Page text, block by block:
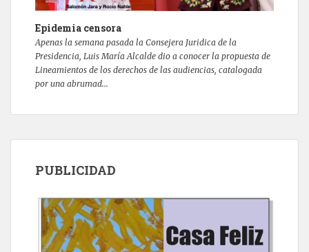
Epidemia censora
Apenas la semana pasada la Consejera Juridica de la
Presidencia, Luis María Alcalde dio a conocer la propuesta de
Lineamientos de los derechos de las audiencias, catalogada
por una abrumad...
PUBLICIDAD